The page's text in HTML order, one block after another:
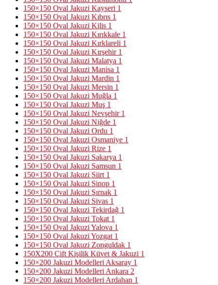
150×150 Oval Jakuzi Kayseri 1
150×150 Oval Jakuzi Kıbrıs 1
150×150 Oval Jakuzi Kilis 1
150×150 Oval Jakuzi Kırıkkale 1
150×150 Oval Jakuzi Kırklareli 1
150×150 Oval Jakuzi Kırşehir 1
150×150 Oval Jakuzi Malatya 1
150×150 Oval Jakuzi Manisa 1
150×150 Oval Jakuzi Mardin 1
150×150 Oval Jakuzi Mersin 1
150×150 Oval Jakuzi Muğla 1
150×150 Oval Jakuzi Muş 1
150×150 Oval Jakuzi Nevşehir 1
150×150 Oval Jakuzi Niğde 1
150×150 Oval Jakuzi Ordu 1
150×150 Oval Jakuzi Osmaniye 1
150×150 Oval Jakuzi Rize 1
150×150 Oval Jakuzi Sakarya 1
150×150 Oval Jakuzi Samsun 1
150×150 Oval Jakuzi Siirt 1
150×150 Oval Jakuzi Sinop 1
150×150 Oval Jakuzi Şırnak 1
150×150 Oval Jakuzi Sivas 1
150×150 Oval Jakuzi Tekirdağ 1
150×150 Oval Jakuzi Tokat 1
150×150 Oval Jakuzi Yalova 1
150×150 Oval Jakuzi Yozgat 1
150×150 Oval Jakuzi Zonguldak 1
150X200 Çift Kişilik Küvet & Jakuzi 1
150×200 Jakuzi Modelleri Aksaray 1
150×200 Jakuzi Modelleri Ankara 2
150×200 Jakuzi Modelleri Ardahan 1